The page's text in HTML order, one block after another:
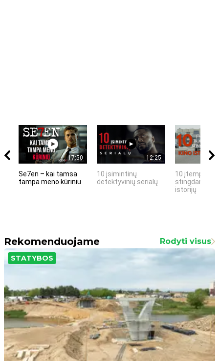
17:50
Se7en – kai tamsa
tampa meno kūriniu
12:25
10 įsimintinų
detektyvinių serialų
10 įtemptų,
stingdančių
istorijų
Rekomenduojame Rodyti visus
STATYBOS